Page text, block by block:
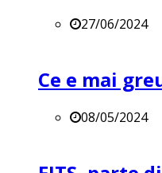
27/06/2024
Ce e mai
08/05/2024